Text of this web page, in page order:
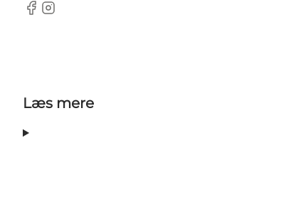
Facebook
Instagram
Læs mere